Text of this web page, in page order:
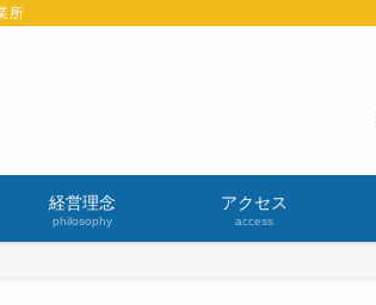
所
経営理念
philosophy
アクセス
access